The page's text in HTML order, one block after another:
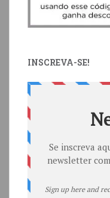
INSCREVA-SE!